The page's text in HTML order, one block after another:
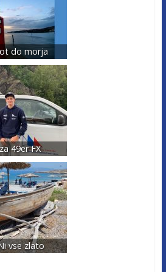
do morja
49er FX
vse zlato